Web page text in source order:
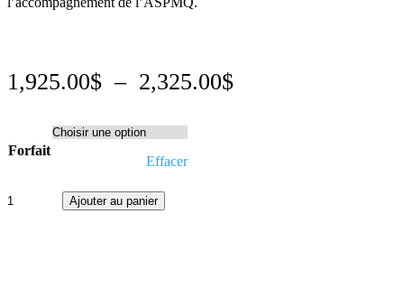
1,925.00$ – 2,325.00$Plage
Forfait
Effacer
de
Ajouter au panier